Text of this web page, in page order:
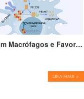
Como Metabólitos Tumorais Reprogramam Macrófagos e Favorecem o Crescimento Tumoral
LEIA MAIS >